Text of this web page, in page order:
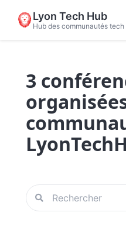
Lyon Tech Hub
Hub des communautés
3